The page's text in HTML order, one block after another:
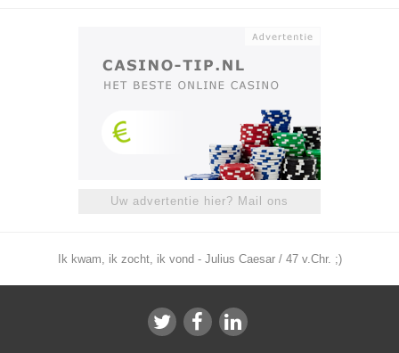
Uw advertentie hier? Mail ons
Ik kwam, ik zocht, ik vond - Julius Caesar / 47 v.Chr. ;)